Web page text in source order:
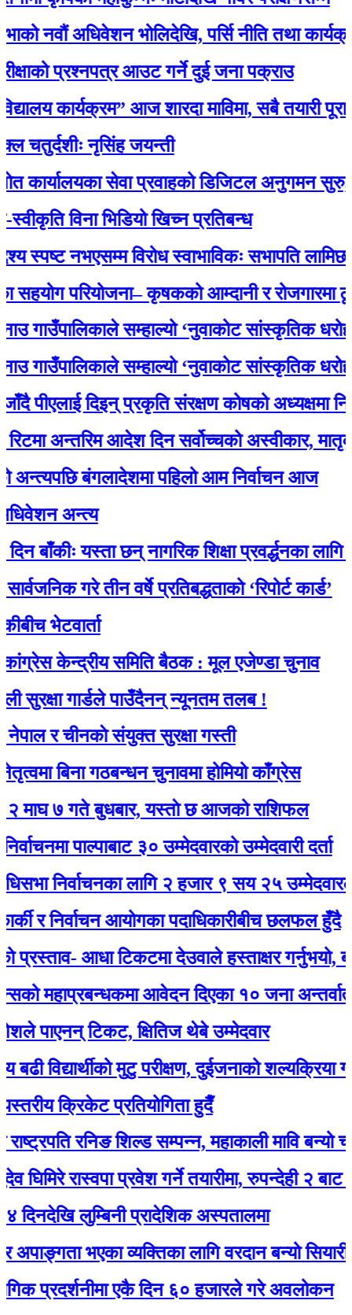
अधिवेशन भोलिदेखि, पर्सि नीति तथा कार्यक्रम
प्रश्नपत्र आउट गर्ने दुई जना पक्राउ
कार्यक्रम” आज शारदा माविमा, सबै तयारी पूरा
नृसिंह जयन्ती
सेवा प्रवाहको डिजिटल अनुगमन सुरु, मन्त्री
विना भिडियो खिच्न प्रतिबन्ध
नभएसम्म विरोध स्वाभाविकः सभापति लामिछाने
परियोजना– कृषकको आम्दानी र रोजगारमा ठूलो
सम्हाल्यो ‘नुवाकोट सांस्कृतिक धरोहर
सम्हाल्यो ‘नुवाकोट सांस्कृतिक धरोहर
दिइन् प्रकृति संरक्षण कोषको अध्यक्षमा नियुक्ति
अन्तरिम आदेश दिन सर्वोच्चको अस्वीकार, मातृका
बंगलादेशमा पहिलो आम निर्वाचन आज
अन्त्य
यस्ता छन् नागरिक शिक्षा प्रवर्द्धनका लागि स्रोत
गरे तीन वर्षे प्रतिबद्धताको ‘रिपोर्ट कार्ड’
केन्द्रीय समिति बैठक : मूल एजेण्डा चुनाव
गार्डले पाउँदैनन् न्यूनतम तलब !
र चीनकाे संयुक्त सुरक्षा गस्ती
बिना गठबन्धन चुनावमा होमियो काँग्रेस
गते बुधबार, यस्ताे छ आजको राशिफल
पाल्पाबाट ३० उम्मेदवारको उम्मेदवारी दर्ता
निर्वाचनका लागि २ हजार ९ सय २५ उम्मेदवारले
निर्वाचन आयोगका पदाधिकारीबीच छलफल हुँदै
आधा टिकटमा देउवाले हस्ताक्षर गर्नुभयो, बाँकी
आवेदन दिएका १० जना अन्तर्वार्ताका
टिकट, क्षितिज थेबे उम्मेदवार
मुटु परीक्षण, दुईजनाको शल्यक्रिया गर्नुपर्ने
क्रिकेट प्रतियोगिता हुदैँ
रनिङ शिल्ड सम्पन्न, महाकाली मावि बन्यो
रास्वपा प्रवेश गर्ने तयारीमा, रुपन्देही २ बाट
लुम्बिनी प्रादेशिक अस्पतालमा
भएका व्यक्तिका लागि वरदान बन्यो सियारीको
एकै दिन ६० हजारले गरे अवलोकन